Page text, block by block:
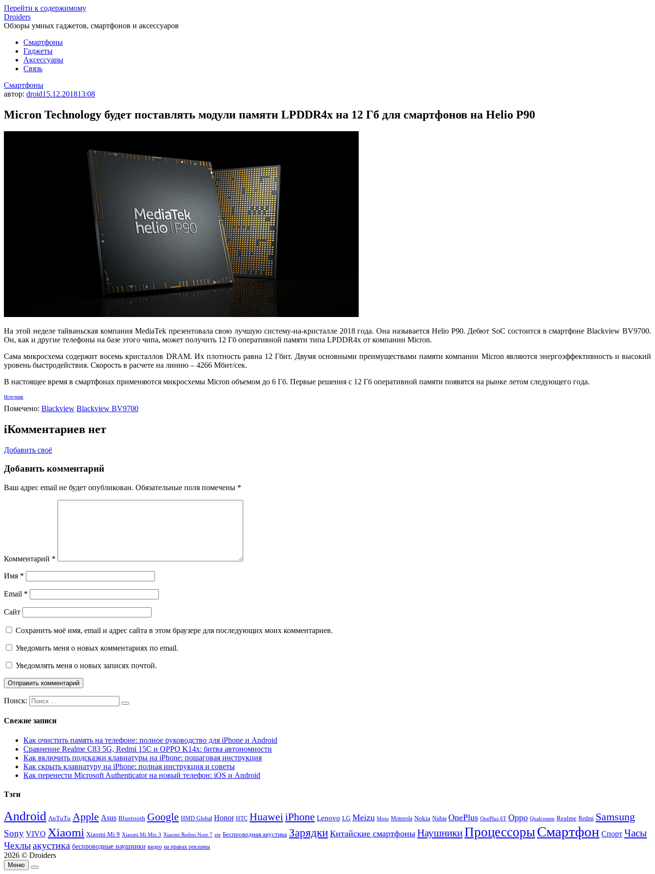
Перейти к содержимому
Droiders
Обзоры умных гаджетов, смартфонов и аксессуаров
Смартфоны
Гаджеты
Аксессуары
Связь
Смартфоны
автор: droid15.12.201813:08
Micron Technology будет поставлять модули памяти LPDDR4x на 12 Гб для смартфонов на Helio P90
На этой неделе тайваньская компания MediaTek презентовала свою лучшую систему-на-кристалле 2018 года. Она называется Helio P90. Дебют SoC состоится в смартфоне Blackview BV9700.
Он, как и другие телефоны на базе этого чипа, может получить 12 Гб оперативной памяти типа LPDDR4x от компании Micron.
Сама микросхема содержит восемь кристаллов DRAM. Их плотность равна 12 Гбит. Двумя основными преимуществами памяти компании Micron являются энергоэффективность и высокий
уровень быстродействия. Скорость в расчете на линию – 4266 Мбит/сек.
В настоящее время в смартфонах применяются микросхемы Micron объемом до 6 Гб. Первые решения с 12 Гб оперативной памяти появятся на рынке летом следующего года.
Источник
Помечено: Blackview Blackview BV9700
iКомментариев нет
Добавить своё
Добавить комментарий
Ваш адрес email не будет опубликован. Обязательные поля помечены *
Комментарий *
Имя *
Email *
Сайт
Сохранить моё имя, email и адрес сайта в этом браузере для последующих моих комментариев.
Уведомить меня о новых комментариях по email.
Уведомлять меня о новых записях почтой.
Поиск:
Свежие записи
Как очистить память на телефоне: полное руководство для iPhone и Android
Сравнение Realme C83 5G, Redmi 15C и OPPO K14x: битва автономности
Как включить подсказки клавиатуры на iPhone: пошаговая инструкция
Как скрыть клавиатуру на iPhone: полная инструкция и советы
Как перенести Microsoft Authenticator на новый телефон: iOS и Android
Тэги
Android AnTuTu Apple Asus Bluetooth Google HMD Global Honor HTC HuaweiiPhone Lenovo LG Meizu Moto Motorola Nokia Nubia OnePlus OnePlus 6T Oppo Qualcomm Realme Redmi Samsung
Sony VIVO Xiaomi Xiaomi Mi 9 Xiaomi Mi Mix 3 Xiaomi Redmi Note 7 zte Беспроводная акустика Зарядки Китайские смартфоны НаушникиПроцессорыСмартфон Спорт Часы
Чехлыакустика беспроводные наушники видео на правах рекламы
2026 © Droiders
Меню